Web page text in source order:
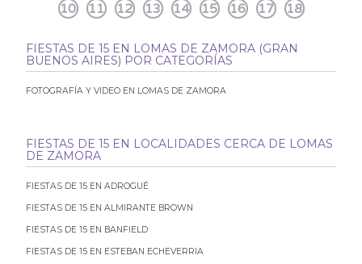
10
11 12 13 14 15 16 17 18
FIESTAS DE 15 EN LOMAS DE ZAMORA (GRAN
BUENOS AIRES) POR CATEGORÍAS
FOTOGRAFÍA Y VIDEO EN LOMAS DE ZAMORA
FIESTAS DE 15 EN LOCALIDADES CERCA DE LOMAS
DE ZAMORA
FIESTAS DE 15 EN ADROGUÉ
FIESTAS DE 15 EN ALMIRANTE BROWN
FIESTAS DE 15 EN BANFIELD
FIESTAS DE 15 EN ESTEBAN ECHEVERRIA